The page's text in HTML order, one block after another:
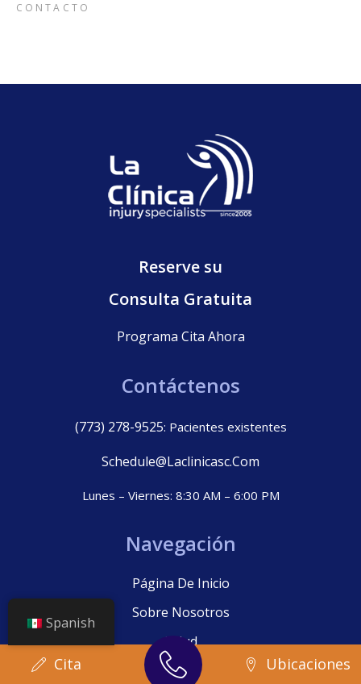
CONTACTO
Reserve su
Consulta Gratuita
Programa Cita Ahora
Contáctenos
(773) 278-9525: Pacientes existentes
Schedule@laclinicasc.com
Lunes – Viernes: 8:30 AM – 6:00 PM
Navegación
Página De Inicio
Sobre Nosotros
Salud
Ubicaciones
Cita Ubicaciones
Spanish